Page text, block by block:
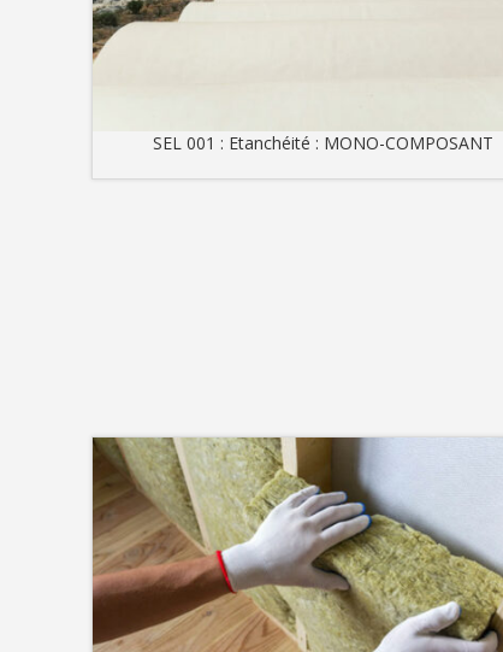
SEL 001 : Etanchéité : MONO-COMPOSANT